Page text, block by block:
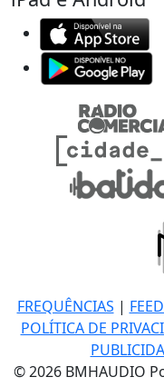
FREQUÊNCIAS |
POLÍTICA DE
© 2026 BMHAUDIO